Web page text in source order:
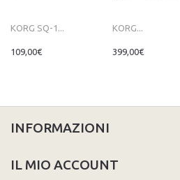
KORG SQ-1...
109,00€
KORG...
399,00€
INFORMAZIONI
IL MIO ACCOUNT